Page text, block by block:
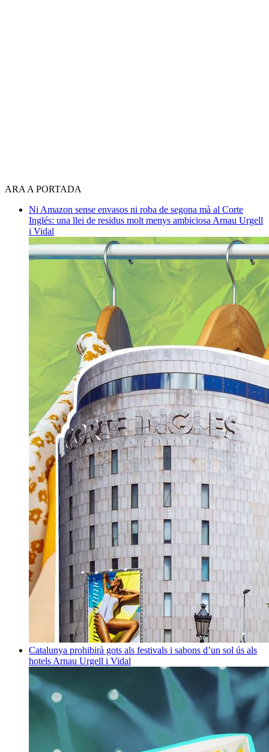
ARA A PORTADA
Ni Amazon sense envasos ni roba de segona mà al Corte
Inglés: una llei de residus molt menys ambiciosa Arnau Urgell
i Vidal
Catalunya prohibirà gots als festivals i sabons d’un sol ús als
hotels Arnau Urgell i Vidal